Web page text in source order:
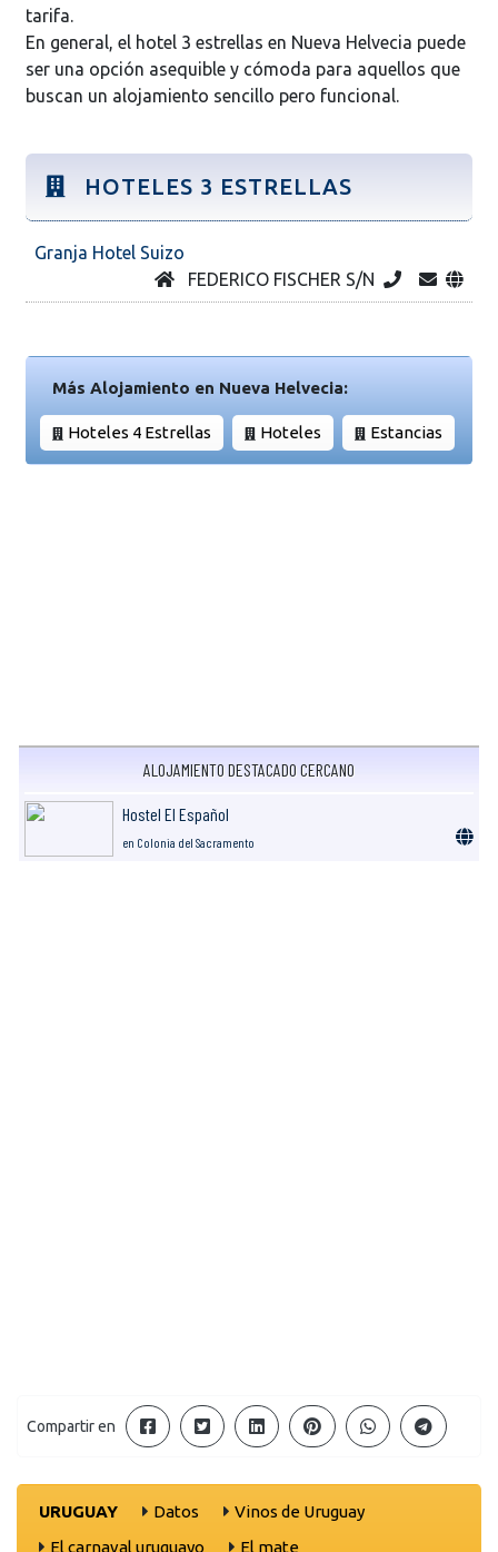
tarifa.
En general, el hotel 3 estrellas en Nueva Helvecia puede
ser una opción asequible y cómoda para aquellos que
buscan un alojamiento sencillo pero funcional.
HOTELES 3 ESTRELLAS
Granja Hotel Suizo
FEDERICO FISCHER S/N
Más Alojamiento en Nueva Helvecia:
Hoteles 4 Estrellas Hoteles Estancias
ALOJAMIENTO DESTACADO CERCANO
Hostel El Español
en Colonia del Sacramento
Compartir en
URUGUAY Datos
Vinos de Uruguay
El carnaval uruguayo
El mate